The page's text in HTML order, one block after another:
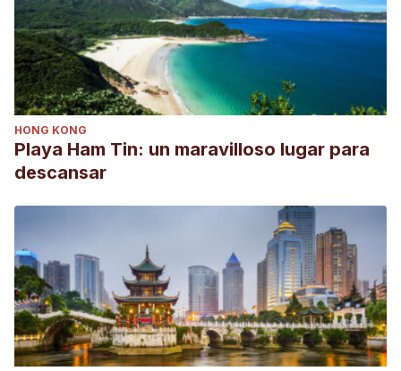
HONG KONG
Playa Ham Tin: un maravilloso lugar para
descansar